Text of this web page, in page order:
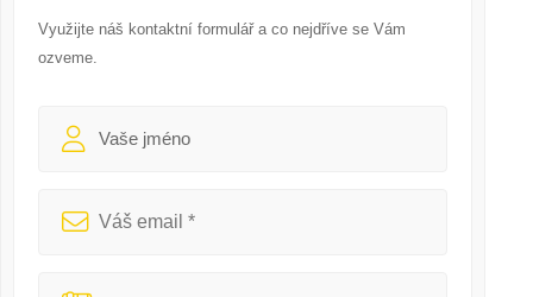
Využijte náš kontaktní formulář a co nejdříve se Vám
ozveme.